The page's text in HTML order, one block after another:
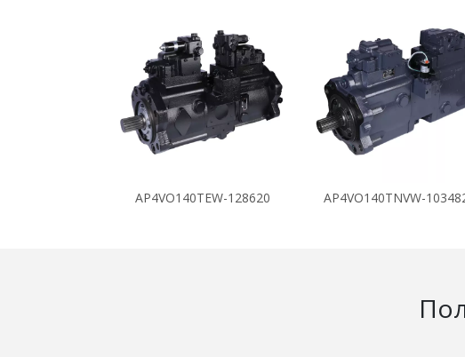
AP4VO140TEW-128620 AP4VO140TNVW-